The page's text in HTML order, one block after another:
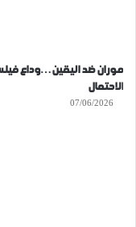
موران ضد اليقين…وداع
الاحتمال
07/06/2026